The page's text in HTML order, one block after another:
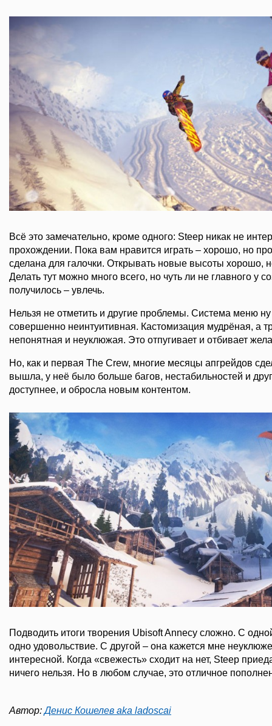
Всё это замечательно, кроме одного: Steep никак не
прохождении. Пока вам нравится играть – хорошо, но
сделана для галочки. Открывать новые высоты хорошо,
Делать тут можно много всего, но чуть ли не главного у
получилось – увлечь.
Нельзя не отметить и другие проблемы. Система меню
совершенно неинтуитивная. Кастомизация мудрёная, а
непонятная и неуклюжая. Это отпугивает и отбивает
Но, как и первая The Crew, многие месяцы апгрейдов
вышла, у неё было больше багов, нестабильностей и
доступнее, и обросла новым контентом.
Подводить итоги творения Ubisoft Annecy сложно. С
одно удовольствие. С другой – она кажется мне
интересной. Когда «свежесть» сходит на нет, Steep
ничего нельзя. Но в любом случае, это отличное
Автор:Денис Кошелев aka ladoscai